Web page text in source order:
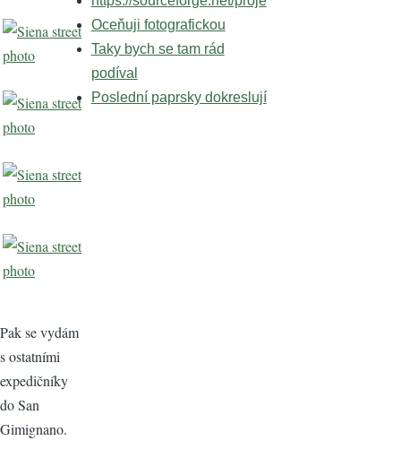
Pak se vydám
s ostatními
expedičníky
do San
Gimignano.
Oceňuji fotografickou
Taky bych se tam rád
podíval
Poslední paprsky dokreslují